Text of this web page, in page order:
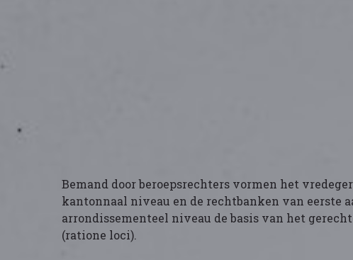
Bemand door beroepsrechters vormen het
kantonnaal niveau en de rechtbanken van eerste
arrondissementeel niveau de basis van het
(ratione loci).